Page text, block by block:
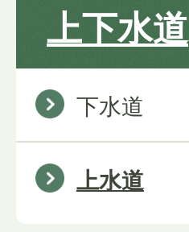
上下水道
下水道
上水道